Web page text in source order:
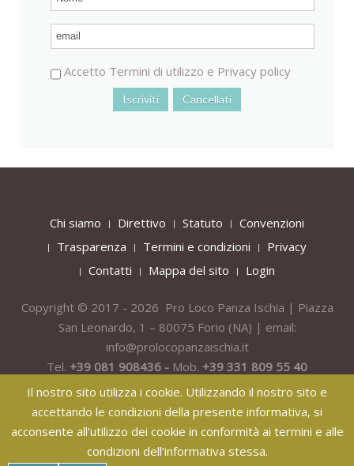
Accetto Termini di utilizzo e Privacy policy
Chi siamo Direttivo Statuto
Convenzioni
Trasparenza
Termini e condizioni
Privacy
Contatti
Mappa del sito Login
Copyright © 2017 - 2026 Pro Loco Panza Ischia | Piazza
San Leonardo, 1 – 80075 Forio (NA) | email:
info@prolocopanzaischia.it
Tel. +39 081 908436 - Mob. +39 331 809 55 40
Il nostro sito utilizza i cookie. Utilizzando il nostro sito e
accettando le condizioni della presente informativa, si
acconsente all'utilizzo dei cookie in conformità ai termini e alle
condizioni dell’informativa stessa.
纸飞机下载纸飞机官网纸飞机官网下载纸飞机下载safew官网